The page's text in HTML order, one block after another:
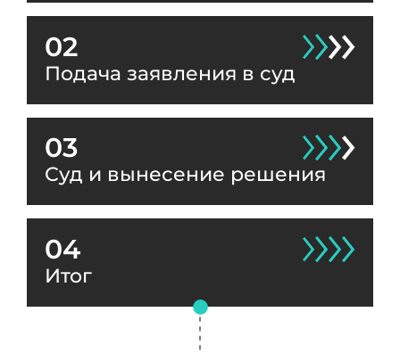
02
Подача заявления в суд
03
Суд и вынесение решения
04
Итог